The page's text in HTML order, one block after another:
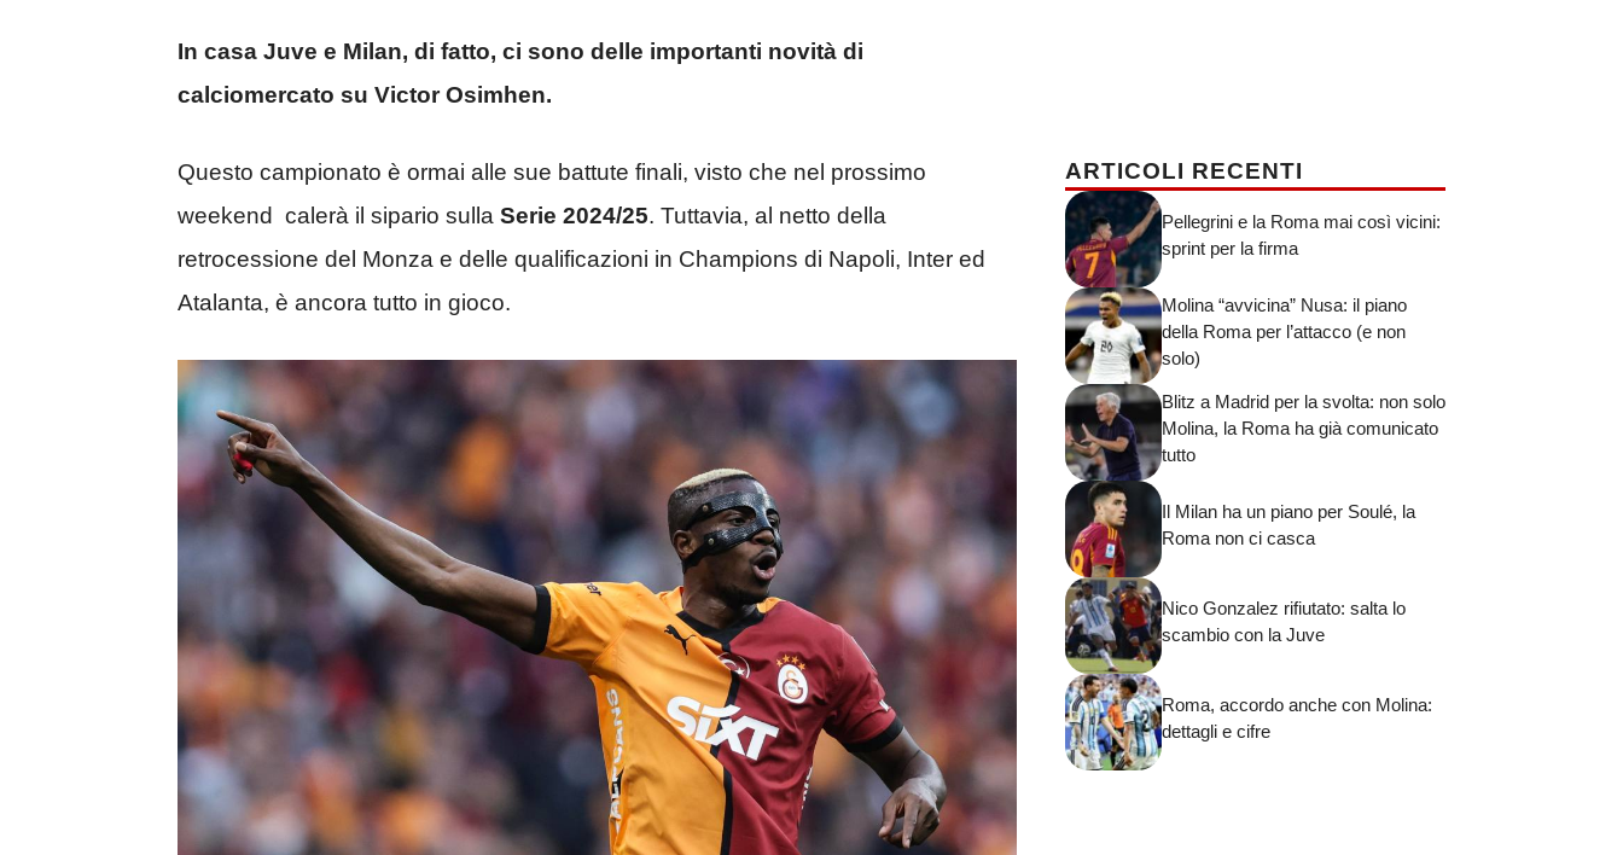
In casa Juve e Milan, di fatto, ci sono delle importanti novità di
calciomercato su Victor Osimhen.
Questo campionato è ormai alle sue battute finali, visto che nel prossimo
weekend calerà il sipario sulla Serie 2024/25. Tuttavia, al netto della
retrocessione del Monza e delle qualificazioni in Champions di Napoli, Inter ed
Atalanta, è ancora tutto in gioco.
ARTICOLI RECENTI
Pellegrini e la Roma mai così vicini:
sprint per la firma
Molina “avvicina” Nusa: il piano
della Roma per l’attacco (e non
solo)
Blitz a Madrid per la svolta: non solo
Molina, la Roma ha già comunicato
tutto
Il Milan ha un piano per Soulé, la
Roma non ci casca
Nico Gonzalez rifiutato: salta lo
scambio con la Juve
Roma, accordo anche con Molina:
dettagli e cifre